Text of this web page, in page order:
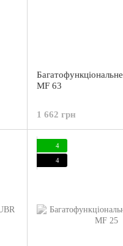
MF 63
1 662 грн
4
4